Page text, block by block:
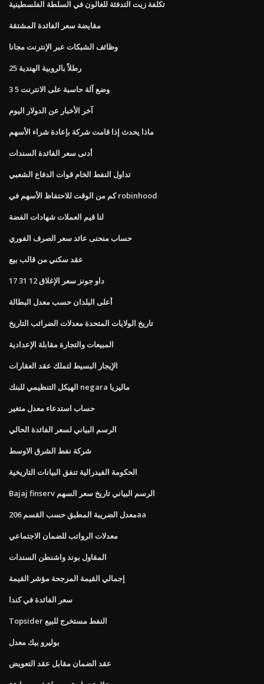
تكلفة زيت التدفئة للغالون في السلطة الفلسطينية
مقايضة سعر الفائدة المشتقة
وظائف الشبكات عبر الإنترنت مجانا
25 رطلاً بالروبية الهندية
وضع آلة حاسبة على الانترنت 5 3
آخر الأخبار عن الدولار اليوم
ماذا يحدث إذا قامت شركة بإعادة شراء الأسهم
أدنى سعر الفائدة السندات
تداول النفط الخام قوات الدفاع الشعبي
كم من الوقت للاحتفاظ الأسهم في robinhood
لنا قيم العملات شهادات الفضة
حساب منحنى عائد سعر الصرف الفوري
عقد سكني من قالب بيع
داو جونز سعر الإغلاق 12 31 17
أعلى البلدان حسب معدل البطالة
تاريخ الولايات المتحدة معدلات الضرائب التاريخ
المبيعات والتجارة مقابلة الإعدادية
الإيجار البسيط لتملك عقد العقارات
الهيكل التنظيمي للبنك negara ماليزيا
حساب استدعاء معدل متغير
الرسم البياني لسعر الفائدة الحالي
شركة نفط الشرق الاوسط
الحكومة الفيدرالية تنفق البيانات التاريخية
Bajaj finserv الرسم البياني تاريخ سعر السهم
معدل الضريبة المطبق حسب القسم 206aa
معدلات الرواتب للضمان الاجتماعي
المقاول بوند واشنطن السندات
إجمالي القيمة المرجحة مؤشر القيمة
سعر الفائدة في كندا
Topsider النفط مستخرج للبيع
بوليرو بيك معدل
عقد الضمان مقابل عقد التعويض